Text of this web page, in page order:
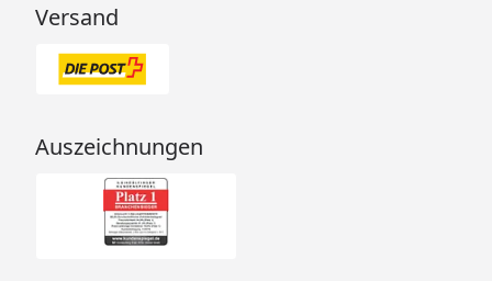
Versand
Auszeichnungen